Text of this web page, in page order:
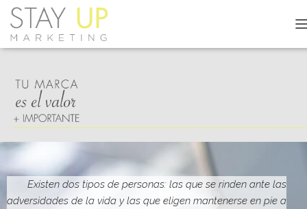
A
M
D
E
N
Existen dos tipos de personas: las que se rinden ante las
adversidades de la vida y las que eligen mantenerse en pie a